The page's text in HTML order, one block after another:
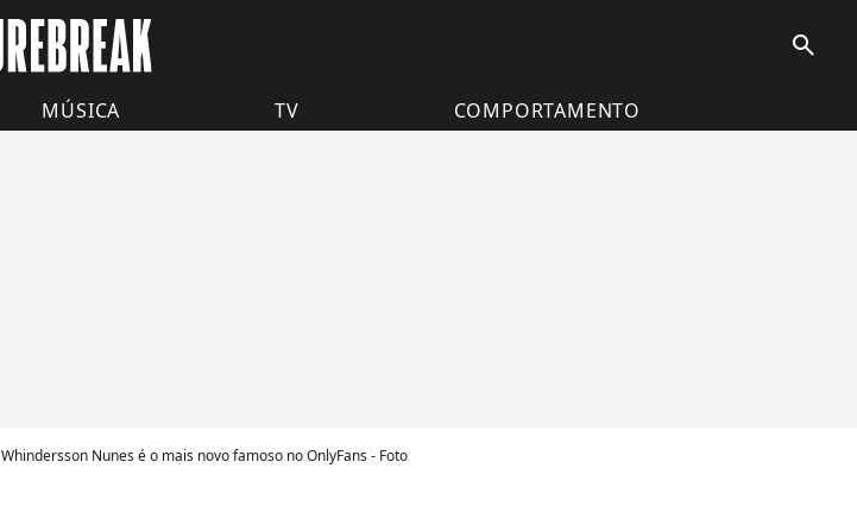
search
MÚSICA TV COMPORTAMENTO
Whindersson Nunes é o mais novo famoso no OnlyFans - Foto